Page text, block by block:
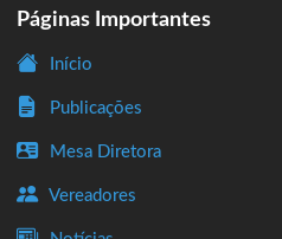
Páginas Importantes
Início
Publicações
Mesa Diretora
Vereadores